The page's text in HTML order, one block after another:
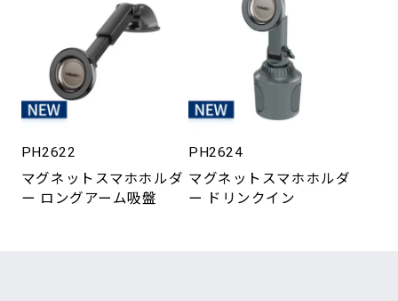
PH2622
マグネットスマホホルダ
ー ロングアーム吸盤
PH2624
マグネットスマホホルダ
ー ドリンクイン